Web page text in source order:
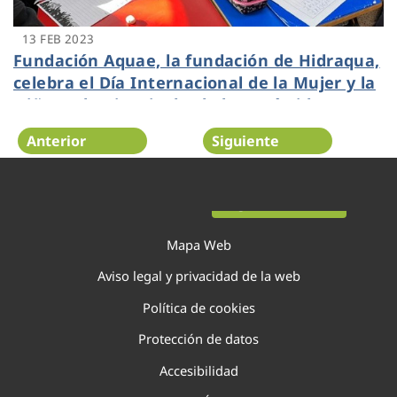
13 FEB 2023
Fundación Aquae, la fundación de Hidraqua,
celebra el Día Internacional de la Mujer y la
Niña en la Ciencia desde la Antártida con un
nuevo webinar de Aquae STEM
Anterior Siguiente
Mapa Web
Aviso legal y privacidad de la web
Política de cookies
Protección de datos
Accesibilidad